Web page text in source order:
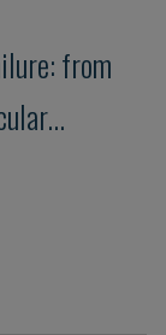
from